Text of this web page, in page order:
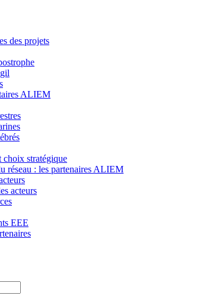
des projets
ALIEM
choix stratégique
réseau : les partenaires ALIEM
acteurs
EEE